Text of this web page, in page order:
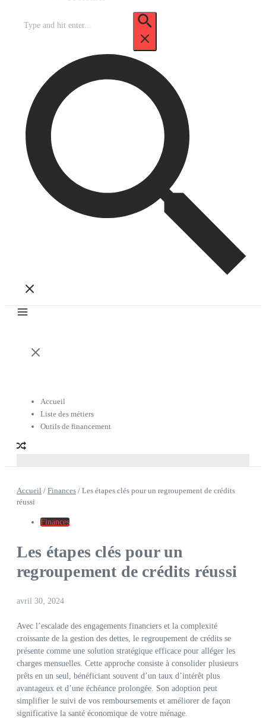
pour
Accueil
Liste des métiers
Outils de financement
Accueil / Finances / Les étapes clés pour un regroupement de crédits
réussi
Finances
Les étapes clés pour un
regroupement de crédits réussi
avril 30, 2024
Avec l’escalade des engagements financiers et la complexité
croissante de la gestion des dettes, le regroupement de crédits se
présente comme une solution stratégique efficace pour alléger les
charges mensuelles. Cette approche consiste à consolider plusieurs
prêts en un seul, bénéficiant souvent d’un taux d’intérêt plus
avantageux et d’une échéance prolongée. Son adoption peut
simplifier le suivi de vos remboursements et améliorer de façon
significative la santé économique de votre ménage.